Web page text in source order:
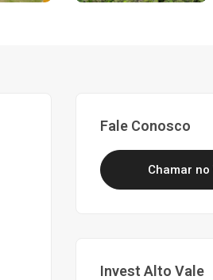
Fale Conosco
Chamar no
Invest Alto Vale